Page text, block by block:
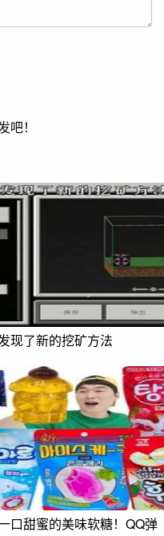
吧！
现了新的挖矿方法
口甜蜜的美味软糖！QQ弹